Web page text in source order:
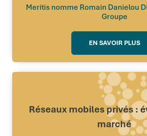
Meritis nomme Romain Danielou
Groupe
EN SAVOIR PLUS
Réseaux mobiles privés :
marché